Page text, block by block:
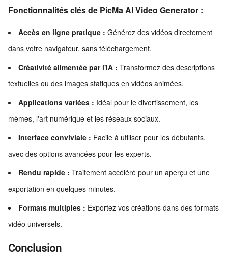
Fonctionnalités clés de PicMa AI Video Generator :
Accès en ligne pratique : Générez des vidéos directement
dans votre navigateur, sans téléchargement.
Créativité alimentée par l'IA : Transformez des descriptions
textuelles ou des images statiques en vidéos animées.
Applications variées : Idéal pour le divertissement, les
mèmes, l'art numérique et les réseaux sociaux.
Interface conviviale : Facile à utiliser pour les débutants,
avec des options avancées pour les experts.
Rendu rapide : Traitement accéléré pour un aperçu et une
exportation en quelques minutes.
Formats multiples : Exportez vos créations dans des formats
vidéo universels.
Conclusion